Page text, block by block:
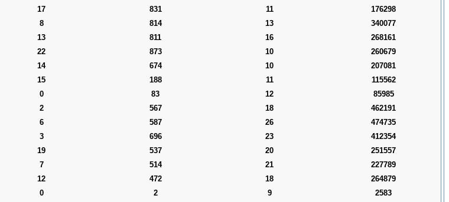
17 831 11
176298
8 814 13
340077
13 811 16
268161
22 873 10
260679
14 674 10
207081
15 188 11
115562
0 83 12
85985
2 567 18
462191
6 587 26
474735
3 696 23
412354
19 537 20
251557
7 514 21
227789
12 472 18
264879
0 2 9 2583